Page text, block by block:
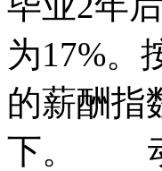
为17%。
的薪酬指
下。 动